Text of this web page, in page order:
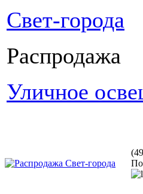
Свет-города
Распродажа
Уличное